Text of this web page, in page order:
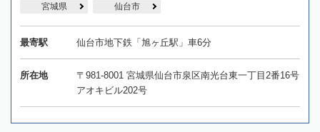
宮城県 仙台市
最寄駅 仙台市地下鉄「旭ヶ丘駅」車6分
所在地
〒981-8001 宮城県仙台市泉区南光台東一丁目2番16号
アオキビル202号